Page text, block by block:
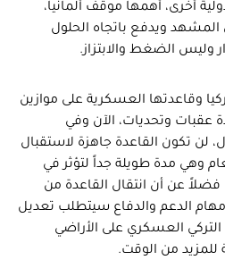
أخرى، أهمها موقف ألمانيا،
ويدفع باتجاه الحلول
وليس الضغط والابتزاز.
تركيا وقاعدتها العسكرية على موازين
عقبات وتحديات، الآن وفي
لن تكون القاعدة جاهزة لاستقبال
وهي مدة طويلة جداً لتؤثر في
فضلاً عن أن انتقال القاعدة من
مهام الدعم والدفاع سيتطلب تعديل
التركي العسكري على الأراضي
للمزيد من الوقت.